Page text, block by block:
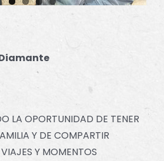
LA OPORTUNIDAD DE TENER
Y DE COMPARTIR
Y MOMENTOS